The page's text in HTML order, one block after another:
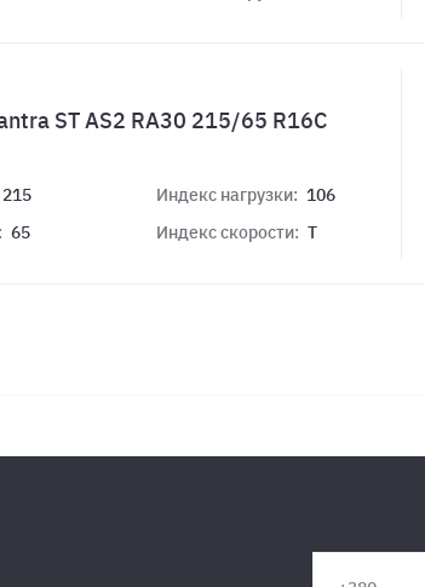
ST AS2 RA30 215/65 R16C
215
65
Индекс нагрузки: 106
Индекс скорости: T